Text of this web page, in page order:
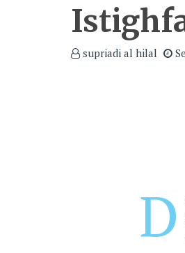
supriadi al hilal
D